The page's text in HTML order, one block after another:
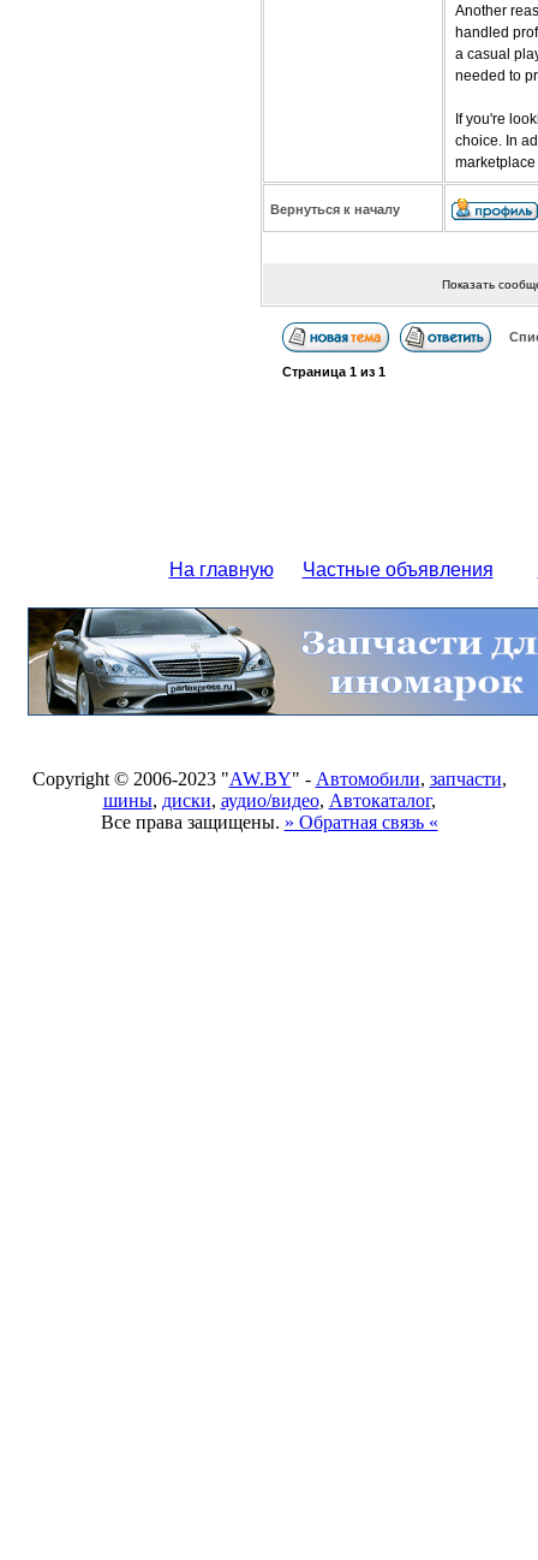
Another
handled
a casual
needed to
If you're
choice. In
Вернуться к началу
Показать
Страница 1из 1
На главную Частные объявления
Copyright © 2006-2023 "AW.BY" - Автомобили, запчасти,
шины, диски, аудио/видео, Автокаталог,
Все права защищены. » Обратная связь «